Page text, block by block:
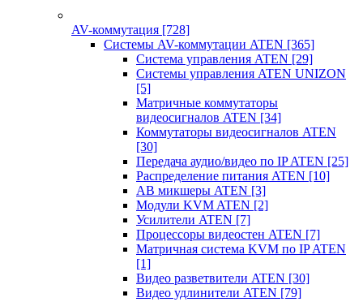
AV-коммутация [728]
Системы AV-коммутации ATEN [365]
Система управления ATEN [29]
Системы управления ATEN UNIZON
[5]
Матричные коммутаторы
видеосигналов ATEN [34]
Коммутаторы видеосигналов ATEN
[30]
Передача аудио/видео по IP ATEN [25]
Распределение питания ATEN [10]
АВ микшеры ATEN [3]
Модули KVM ATEN [2]
Усилители ATEN [7]
Процессоры видеостен ATEN [7]
Матричная система KVM по IP ATEN
[1]
Видео разветвители ATEN [30]
Видео удлинители ATEN [79]